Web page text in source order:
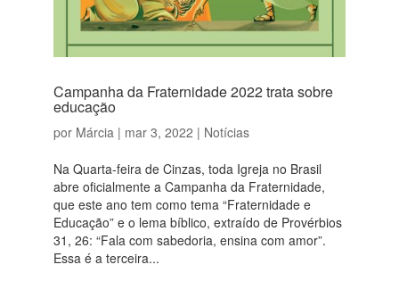
Campanha da Fraternidade 2022 trata sobre
educação
por Márcia| mar 3, 2022 | Notícias
Na Quarta-feira de Cinzas, toda Igreja no Brasil
abre oficialmente a Campanha da Fraternidade,
que este ano tem como tema “Fraternidade e
Educação” e o lema bíblico, extraído de Provérbios
31, 26: “Fala com sabedoria, ensina com amor”.
Essa é a terceira...